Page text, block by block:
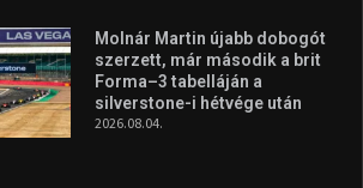
Molnár Martin újabb dobogót
szerzett, már második a brit
Forma–3 tabelláján a
silverstone-i hétvége után
2026.08.04.